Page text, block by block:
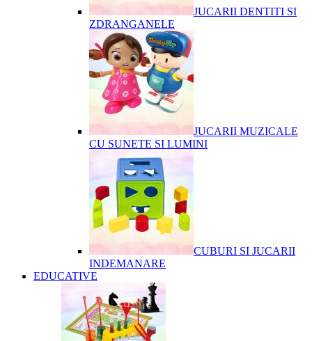
JUCARII DENTITI SI
ZDRANGANELE
JUCARII MUZICALE
CU SUNETE SI LUMINI
CUBURI SI JUCARII
INDEMANARE
EDUCATIVE